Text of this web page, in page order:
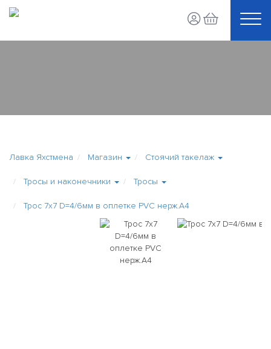
Лавка Яхстмена Магазин Стоячий такелаж
Тросы и наконечники Тросы
Трос 7x7 D=4/6мм в оплетке PVC нерж.А4